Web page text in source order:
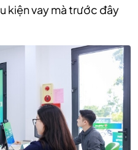
kiện vay mà trước đây